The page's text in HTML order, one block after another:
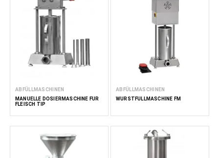
ABFÜLLMASCHINEN
MANUELLE DOSIERMASCHINE FÜR
FLEISCH TIP
ABFÜLLMASCHINEN
WURSTFÜLLMASCHINE FM